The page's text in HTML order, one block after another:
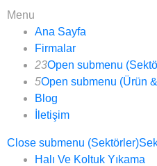
Menu
Ana Sayfa
Firmalar
23Open submenu
5Open submenu (Ürün
Blog
İletişim
Close submenu (Sektörler)
Halı Ve Koltuk Yıkama